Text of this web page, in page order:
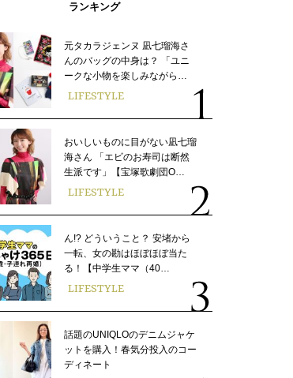
ランキング
元タカラジェンヌ 凪七瑠海さ
んのバッグの中身は？ 「ユニ
ークな小物を楽しみながら…
LIFESTYLE
おいしいものに目がない凪七瑠
海さん 「エビのお寿司は断然
生派です」【宝塚歌劇団O…
LIFESTYLE
ん!? どういうこと？ 安堵から
一転、女の勘はほぼほぼ当た
る！【中学生ママ（40…
LIFESTYLE
話題のUNIQLOのデニムジャケ
ットを購入！春気分投入のコー
ディネート